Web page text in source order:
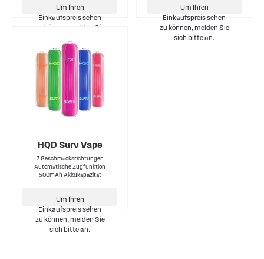
Um Ihren
Einkaufspreis sehen
zu können, melden Sie
Um Ihren
Einkaufspreis sehen
zu können, melden Sie
sich bitte an.
HQD Surv Vape
7 Geschmacksrichtungen
Automatische Zugfunktion
500mAh Akkukapazität
Um Ihren
Einkaufspreis sehen
zu können, melden Sie
sich bitte an.